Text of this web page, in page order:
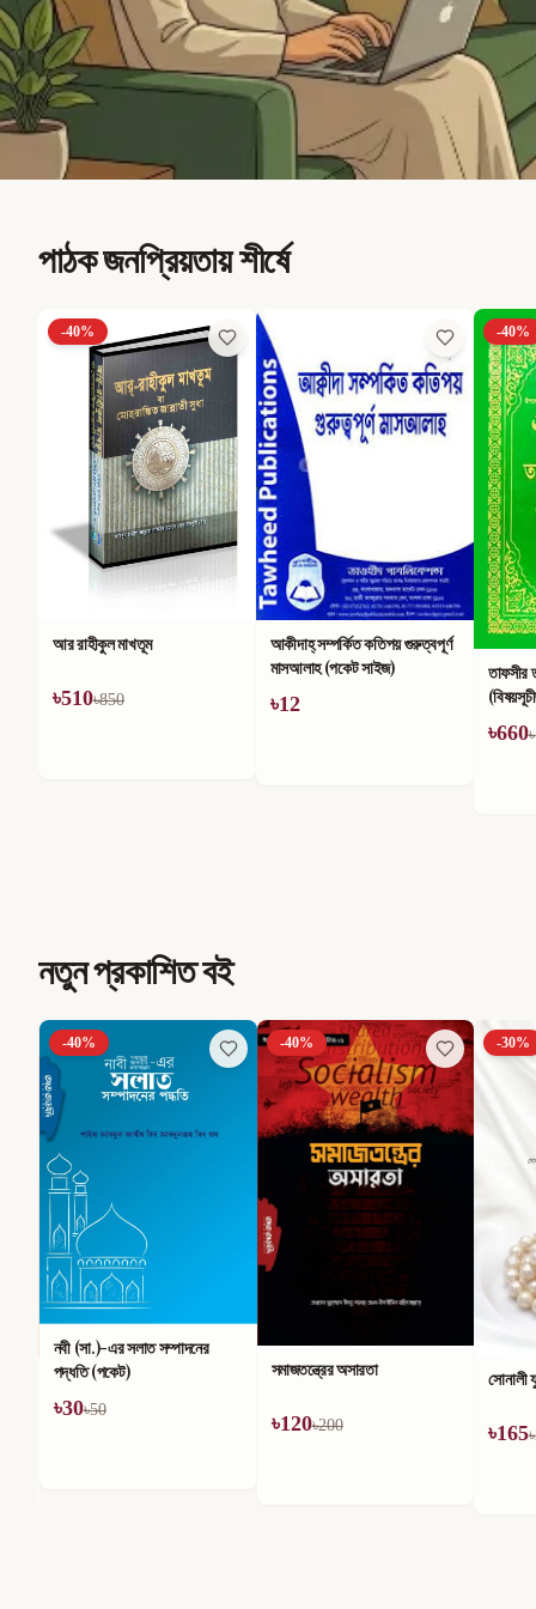
পাঠক জনপ্রিয়তায় শীর্ষে
-40%
আর রাহীকুল মাখতূম
৳510৳850
আকীদাহ্ সম্পর্কিত কতিপয় গুরুত্বপূর্ণ
মাসআলাহ (পকেট সাইজ)
৳12
-40%
৳660৳
নতুন প্রকাশিত বই
-40%
নবী (সা.)-এর সলাত সম্পাদনের
পদ্ধতি (পকেট)
৳30৳50
-40%
সমাজতন্ত্রের অসারতা
৳120৳200
-30%
সোনালী
৳165৳